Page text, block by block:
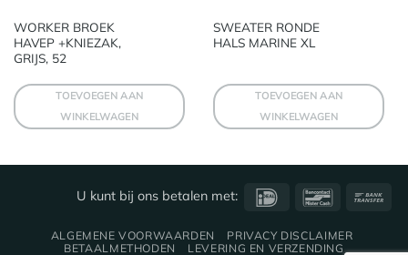
WORKER BROEK
HAVEP +KNIEZAK,
GRIJS, 52
TOEVOEGEN AAN
WINKELWAGEN
SWEATER RONDE
HALS MARINE XL
TOEVOEGEN AAN
WINKELWAGEN
U kunt bij ons betalen met: IDeal Bancontact
ALGEMENE VOORWAARDEN
PRIVACY DISCLAIMER
BETAALMETHODEN
LEVERING EN VERZENDING